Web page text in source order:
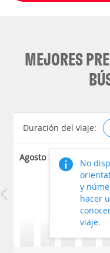
MEJORES
Duración del viaje:
Agosto 2026
No
y
hacer
viaje.